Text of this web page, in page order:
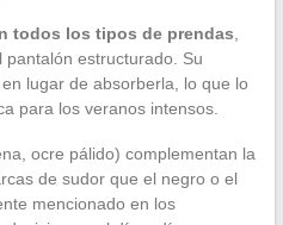
todos los tipos de prendas
estructurado. Su
lugar de absorberla, lo que lo
para los veranos intensos.
ocre pálido) complementan la
de sudor que el negro o el
mencionado en los